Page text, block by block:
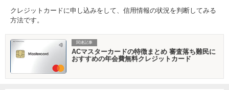
クレジットカードに申し込みをして、信用情報の状況を判断してみる
方法です。
関連記事
ACマスターカードの特徴まとめ 審査落ち難民に
おすすめの年会費無料クレジットカード